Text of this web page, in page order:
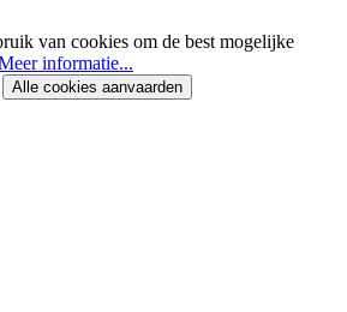
van cookies om de best mogelijke
informatie...
Alle cookies aanvaarden